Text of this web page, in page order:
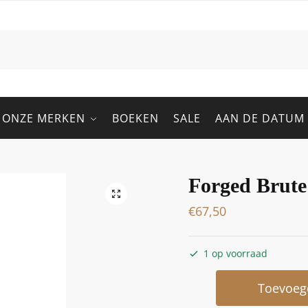
ONZE MERKEN BOEKEN SALE AAN DE DATUM
Forged
€67,50
1 op voorraad